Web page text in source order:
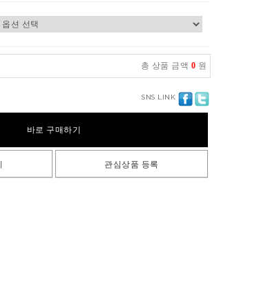
총 상품 금액 0 원
SNS LINK
바로 구매하기
관심상품 등록